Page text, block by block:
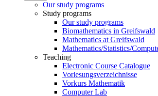
Our study programs
Study programs
Our study programs
Biomathematics in Greifswald
Mathematics at Greifswald
Mathematics/Statistics/
Teaching
Electronic Course Catalogue
Vorlesungsverzeichnisse
Vorkurs Mathematik
Computer Lab